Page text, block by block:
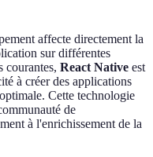
affecte directement la
sur différentes
courantes, React Native est
à créer des applications
Cette technologie
de
à l'enrichissement de la